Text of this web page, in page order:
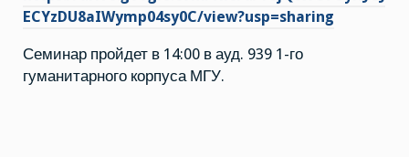
ECYzDU8aIWymp04sy0C/view?usp=sharing
Семинар пройдет в 14:00 в ауд. 939 1-го
гуманитарного корпуса МГУ.